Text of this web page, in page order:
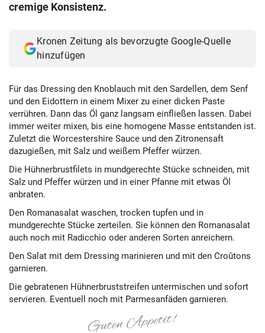
cremige Konsistenz.
Kronen Zeitung als bevorzugte Google-Quelle
hinzufügen
Für das Dressing den Knoblauch mit den Sardellen, dem Senf
und den Eidottern in einem Mixer zu einer dicken Paste
verrühren. Dann das Öl ganz langsam einfließen lassen. Dabei
immer weiter mixen, bis eine homogene Masse entstanden ist.
Zuletzt die Worcestershire Sauce und den Zitronensaft
dazugießen, mit Salz und weißem Pfeffer würzen.
Die Hühnerbrustfilets in mundgerechte Stücke schneiden, mit
Salz und Pfeffer würzen und in einer Pfanne mit etwas Öl
anbraten.
Den Romanasalat waschen, trocken tupfen und in
mundgerechte Stücke zerteilen. Sie können den Romanasalat
auch noch mit Radicchio oder anderen Sorten anreichern.
Den Salat mit dem Dressing marinieren und mit den Croûtons
garnieren.
Die gebratenen Hühnerbruststreifen untermischen und sofort
servieren. Eventuell noch mit Parmesanfäden garnieren.